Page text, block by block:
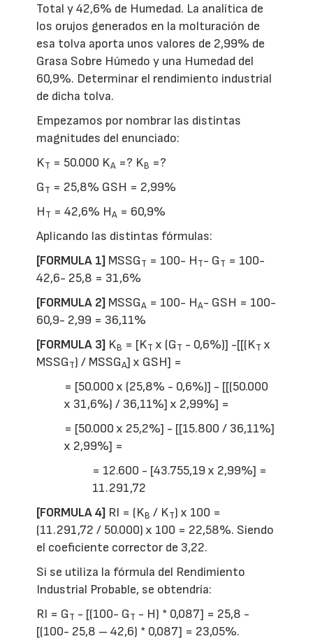
Total y 42,6% de Humedad. La analítica de
los orujos generados en la molturación de
esa tolva aporta unos valores de 2,99% de
Grasa Sobre Húmedo y una Humedad del
60,9%. Determinar el rendimiento industrial
de dicha tolva.
Empezamos por nombrar las distintas
magnitudes del enunciado:
KT = 50.000 KA =? KB =?
GT = 25,8% GSH = 2,99%
HT = 42,6% HA = 60,9%
Aplicando las distintas fórmulas:
[FORMULA 1] MSSGT = 100- HT- GT = 100-
42,6- 25,8 = 31,6%
[FORMULA 2] MSSGA = 100- HA- GSH = 100-
60,9- 2,99 = 36,11%
[FORMULA 3] KB = [KT x (GT - 0,6%)] -[[(KT x
MSSGT) / MSSGA] x GSH] =
= [50.000 x (25,8% - 0,6%)] - [[(50.000
x 31,6%) / 36,11%] x 2,99%] =
= [50.000 x 25,2%] - [[15.800 / 36,11%]
x 2,99%] =
= 12.600 - [43.755,19 x 2,99%] =
11.291,72
[FORMULA 4] RI = (KB / KT) x 100 =
(11.291,72 / 50.000) x 100 = 22,58%. Siendo
el coeficiente corrector de 3,22.
Si se utiliza la fórmula del Rendimiento
Industrial Probable, se obtendría:
RI = GT - [(100- GT - H) * 0,087] = 25,8 -
[(100- 25,8 – 42,6) * 0,087] = 23,05%.